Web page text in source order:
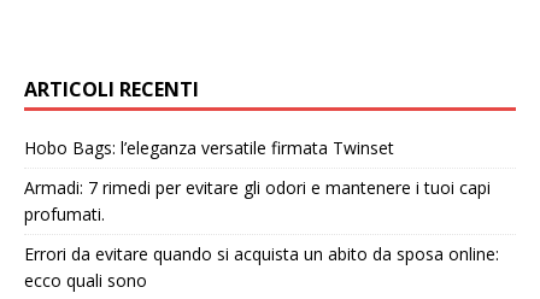
ARTICOLI RECENTI
Hobo Bags: l’eleganza versatile firmata Twinset
Armadi: 7 rimedi per evitare gli odori e mantenere i tuoi capi
profumati.
Errori da evitare quando si acquista un abito da sposa online:
ecco quali sono